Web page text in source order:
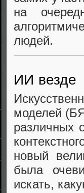
на
людей.
ИИ везде
моделей
различных
новый
была
искать,